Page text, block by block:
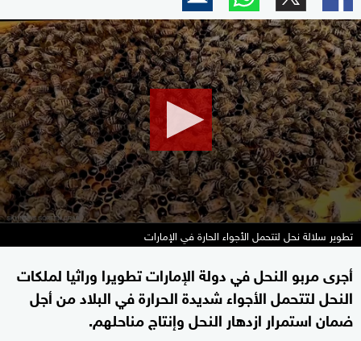
0
seconds
of
1
minute,
23
seconds
تطوير سلالة نحل لتتحمل الأجواء الحارة في الإمارات
أجرى مربو النحل في دولة الإمارات تطويرا وراثيا لملكات
النحل لتتحمل الأجواء شديدة الحرارة في البلاد من أجل
ضمان استمرار ازدهار النحل وإنتاج مناحلهم.